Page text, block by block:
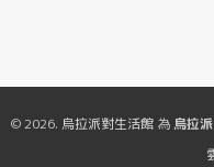
© 2026. 烏拉派對生活館 為 烏拉